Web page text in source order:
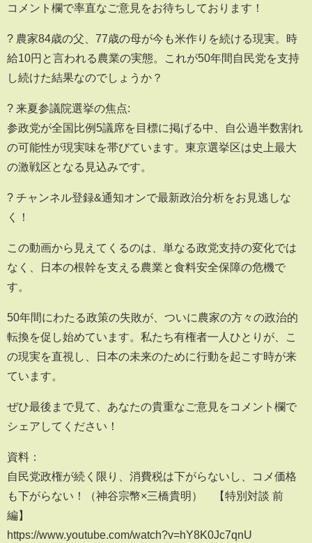
コメント欄で率直なご意見をお待ちしております！
? 農家84歳の父、77歳の母が今も米作りを続ける現実。時
給10円と言われる農業の実態。これが50年間自民党を支持
し続けた結果なのでしょうか？
?️ 来夏参議院選挙の焦点:
参政党が全国比例5議席を目標に掲げる中、自公過半数割れ
の可能性が現実味を帯びています。東京選挙区は史上最大
の激戦区となる見込みです。
? チャンネル登録&通知オンで最新政治分析をお見逃しな
く！
この動画から見えてくるのは、単なる政党支持の変化では
なく、日本の根幹を支える農業と食料安全保障の危機で
す。
50年間にわたる政策の失敗が、ついに農家の方々の政治的
転換を促し始めています。私たち有権者一人ひとりが、こ
の現実を直視し、日本の未来のために行動を起こす時が来
ています。
ぜひ最後まで見て、あなたの貴重なご意見をコメント欄で
シェアしてください！
資料：
自民党政権が続く限り、消費税は下がらないし、コメ価格
も下がらない！（神谷宗幣×三橋貴明） 【特別対談 前
編】
https://www.youtube.com/watch?v=hY8K0Jc7qnU